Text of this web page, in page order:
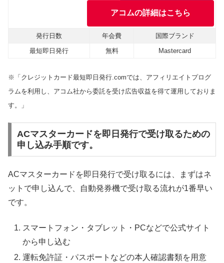
アコムの詳細はこちら
発行日数 年会費
国際ブランド
最短即日発行
無料 Mastercard
※「クレジットカード最短即日発行.comでは、アフィリエイトプログ
ラムを利用し、アコム社から委託を受け広告収益を得て運用しておりま
す。」
ACマスターカードを即日発行で受け取るための
申し込み手順です。
ACマスターカードを即日発行で受け取るには、まずはネ
ットで申し込んで、自動発券機で受け取る流れが1番早い
です。
スマートフォン・タブレット・PCなどで公式サイト
から申し込む
運転免許証・パスポートなどの本人確認書類を用意